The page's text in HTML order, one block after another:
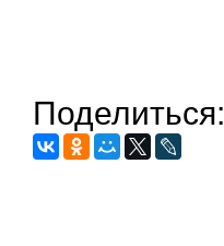
Поделиться: